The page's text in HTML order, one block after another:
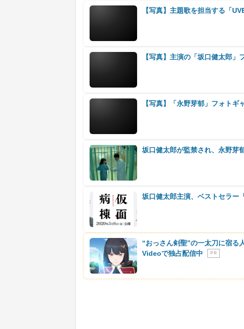
【写真】主題歌を担当する「
【写真】主演の「坂口健太郎」
【写真】「永野芽郁」フォトギ
坂口健太郎が監禁され、永野芽
坂口健太郎主演、ベストセラ
“おっさん剣聖”の一太刀に宿
Videoで独占配信中
P R